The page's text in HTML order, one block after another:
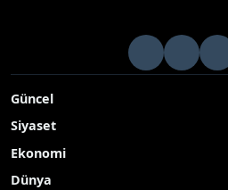
Bugün Konya’da hayatını
12 Mayıs Salı günü vefat edenler